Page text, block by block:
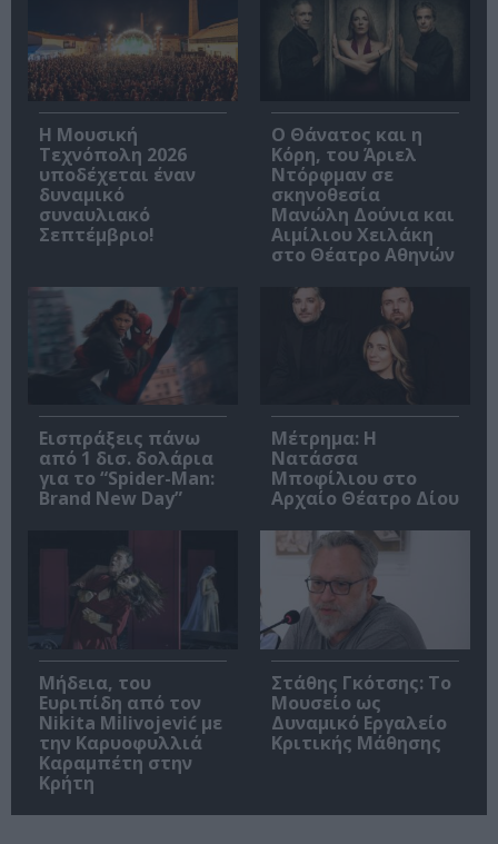
Η Μουσική
Τεχνόπολη 2026
υποδέχεται έναν
δυναμικό
συναυλιακό
Σεπτέμβριο!
Ο Θάνατος και η
Κόρη, του Άριελ
Ντόρφμαν σε
σκηνοθεσία
Μανώλη Δούνια και
Αιμίλιου Χειλάκη
στο Θέατρο Αθηνών
Εισπράξεις πάνω
από 1 δισ. δολάρια
για το “Spider-Man:
Brand New Day”
Μέτρημα: Η
Νατάσσα
Μποφίλιου στο
Αρχαίο Θέατρο Δίου
Μήδεια, του
Ευριπίδη από τον
Nikita Milivojević με
την Καρυοφυλλιά
Καραμπέτη στην
Κρήτη
Στάθης Γκότσης: Το
Μουσείο ως
Δυναμικό Εργαλείο
Κριτικής Μάθησης